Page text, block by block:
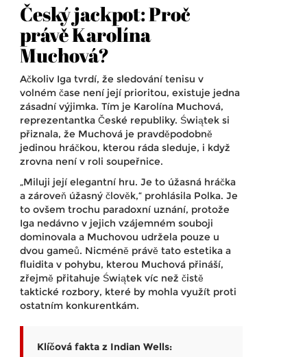
Český jackpot: Proč
právě Karolína
Muchová?
Ačkoliv Iga tvrdí, že sledování tenisu v
volném čase není její prioritou, existuje jedna
zásadní výjimka. Tím je Karolína Muchová,
reprezentantka České republiky. Świątek si
přiznala, že Muchová je pravděpodobně
jedinou hráčkou, kterou ráda sleduje, i když
zrovna není v roli soupeřnice.
„Miluji její elegantní hru. Je to úžasná hráčka
a zároveň úžasný člověk,“ prohlásila Polka. Je
to ovšem trochu paradoxní uznání, protože
Iga nedávno v jejich vzájemném souboji
dominovala a Muchovou udržela pouze u
dvou gameů. Nicméně právě tato estetika a
fluidita v pohybu, kterou Muchová přináší,
zřejmě přitahuje Świątek víc než čistě
taktické rozbory, které by mohla využít proti
ostatním konkurentkám.
Klíčová fakta z Indian Wells: